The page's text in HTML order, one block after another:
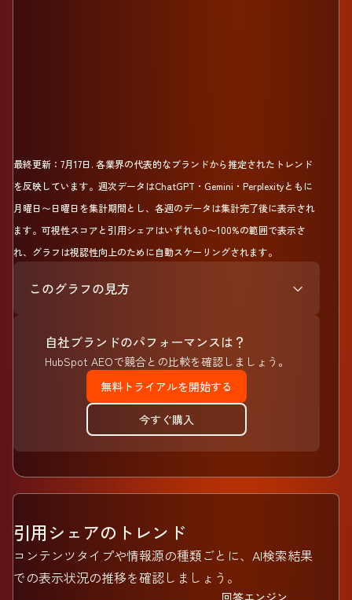
最終更新： 7月17日. 各業界の代表的なブランドから推定されたトレンド
を反映しています。週次データはChatGPT・Gemini・Perplexityともに
月曜日〜日曜日を集計期間とし、各週のデータは集計完了後に表示され
ます。可視性スコアと引用シェアはいずれも0〜100%の範囲で表示さ
れ、グラフは視認性向上のために自動スケーリングされます。
このグラフの見方
自社ブランドのパフォーマンスは？
HubSpot AEOで競合との比較を確認しましょう。
無料トライアルを開始する
今すぐ購入
引用シェアのトレンド
コンテンツタイプや情報源の種類ごとに、AI検索結果
での表示状況の推移を確認しましょう。
回答エンジン